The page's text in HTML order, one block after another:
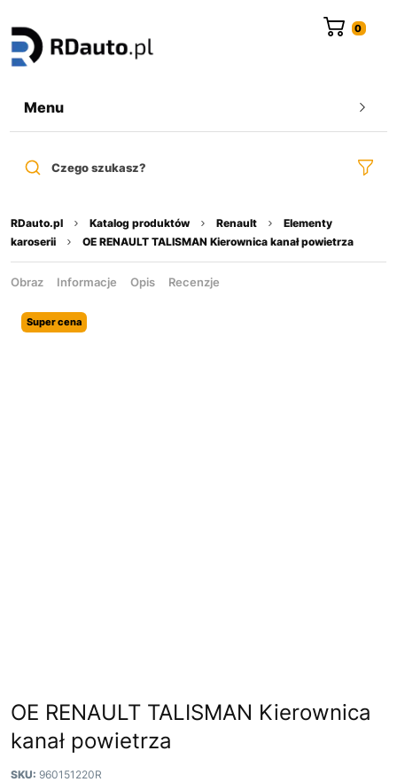
Menu
Czego szukasz?
RDauto.pl Katalog produktów Renault
Elementy
karoserii
OE RENAULT TALISMAN Kierownica kanał powietrza
Obraz Informacje Opis Recenzje
Super cena
OE RENAULT TALISMAN Kierownica
kanał powietrza
SKU: 960151220R